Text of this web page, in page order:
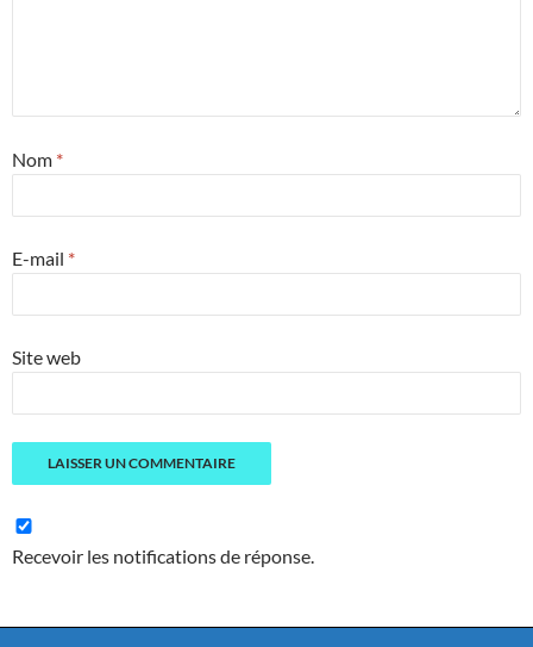
Nom *
E-mail *
Site web
Recevoir les notifications de réponse.